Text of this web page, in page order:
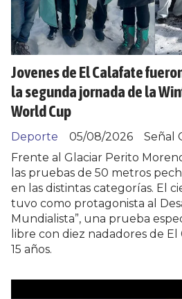
Jovenes de El Calafate
la segunda jornada de la
World Cup
Señal
Deporte
05/08/2026
Frente al Glaciar Perito
las pruebas de 50 metros
en las distintas categorías. El
tuvo como protagonista al
Mundialista”, una prueba
libre con diez nadadores de
15 años.